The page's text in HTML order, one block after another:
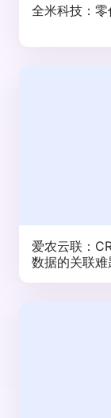
全米科技：
爱农云联：
数据的关联难